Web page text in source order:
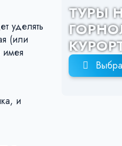
уделять
(или
имея
и
ТУРЫ